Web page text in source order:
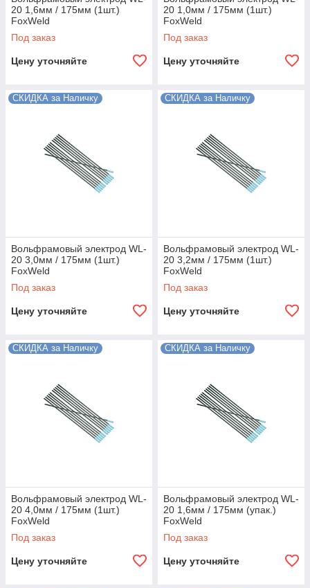
20 1,6мм / 175мм (1шт.)
FoxWeld
Под заказ
Цену уточняйте
20 1,0мм / 175мм (1шт.)
FoxWeld
Под заказ
Цену уточняйте
СКИДКА за Наличку
Вольфрамовый электрод WL-
20 3,0мм / 175мм (1шт.)
FoxWeld
Под заказ
Цену уточняйте
СКИДКА за Наличку
Вольфрамовый электрод WL-
20 3,2мм / 175мм (1шт.)
FoxWeld
Под заказ
Цену уточняйте
СКИДКА за Наличку
Вольфрамовый электрод WL-
20 4,0мм / 175мм (1шт.)
FoxWeld
Под заказ
Цену уточняйте
СКИДКА за Наличку
Вольфрамовый электрод WL-
20 1,6мм / 175мм (упак.)
FoxWeld
Под заказ
Цену уточняйте